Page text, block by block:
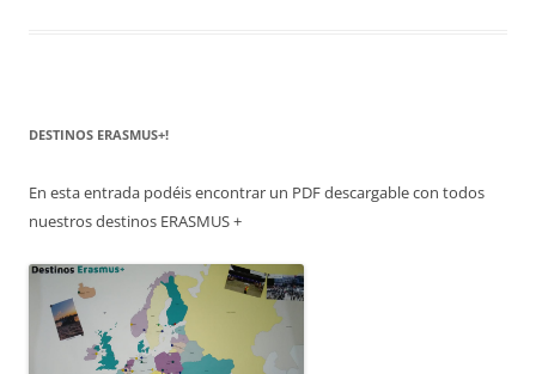
DESTINOS ERASMUS+!
En esta entrada podéis encontrar un PDF descargable con todos
nuestros destinos ERASMUS +